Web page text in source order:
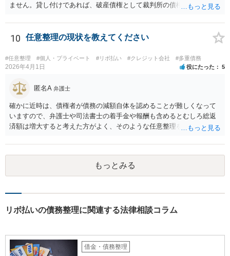
ません。貸し付けであれば、破産債権として裁判所の債権者一覧表に
思います。生活保護を受給後法テラスを利用する流れになるかと思い
ます。ご参考にしてください。
10 任意整理の現状を教えてください
#任意整理 #個人・プライベート #リボ払い #クレジット会社 #多重債務
2026年4月1日 役にたった 5
匿名A 弁護士
確かに近時は、債権者が債務の減額自体を認めることが難しくなって
いますので、弁護士や司法書士の着手金や報酬も含めるとむしろ総返
済額は増大すると考えた方がよく、そのような任意整理をしてかえっ
います。 特に「オーバーローンでない不動産」や「売ると高く売却さ
れる自動車」、「２０万円を超える保険解約返戻金がある保険」など
の資産がなければ、個人再生か自己破産を検討する方が良いと思われ
ます。 このような資産があってもなくても、ココナラで最寄りの債務
もっとみる
リボ払いの債務整理に関連する法律相談コラム
借金・債務整理